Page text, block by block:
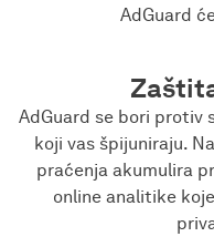
AdGuard
AdGuard se bori protiv
koji vas špijuniraju.
praćenja akumulira
online analitike